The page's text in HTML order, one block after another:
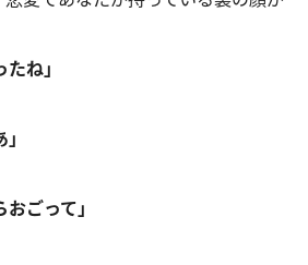
ね」
ごって」